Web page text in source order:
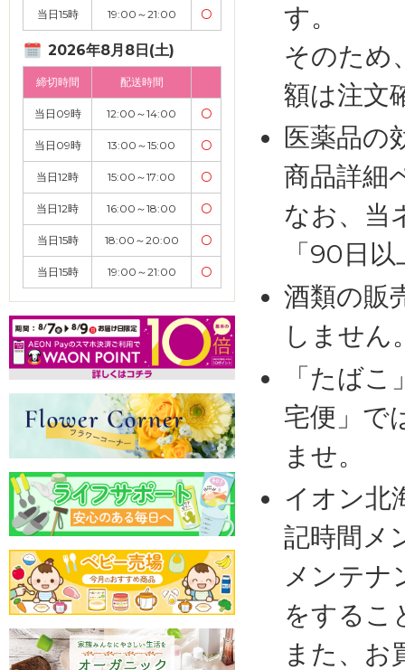
当日15時 19:00～21:00 〇
2026年8月8日(土)
締切時間 配送時間
当日09時 12:00～14:00 〇
当日09時 13:00～15:00 〇
当日12時 15:00～17:00 〇
当日12時 16:00～18:00 〇
当日15時 18:00～20:00 〇
当日15時 19:00～21:00 〇
す。
そのため
額は注文
医薬品の
商品詳細
なお、当
「90日
酒類の販
しません
「たば
宅便」で
ませ。
イオン北
記時間メ
メンテナ
をするこ
また、お